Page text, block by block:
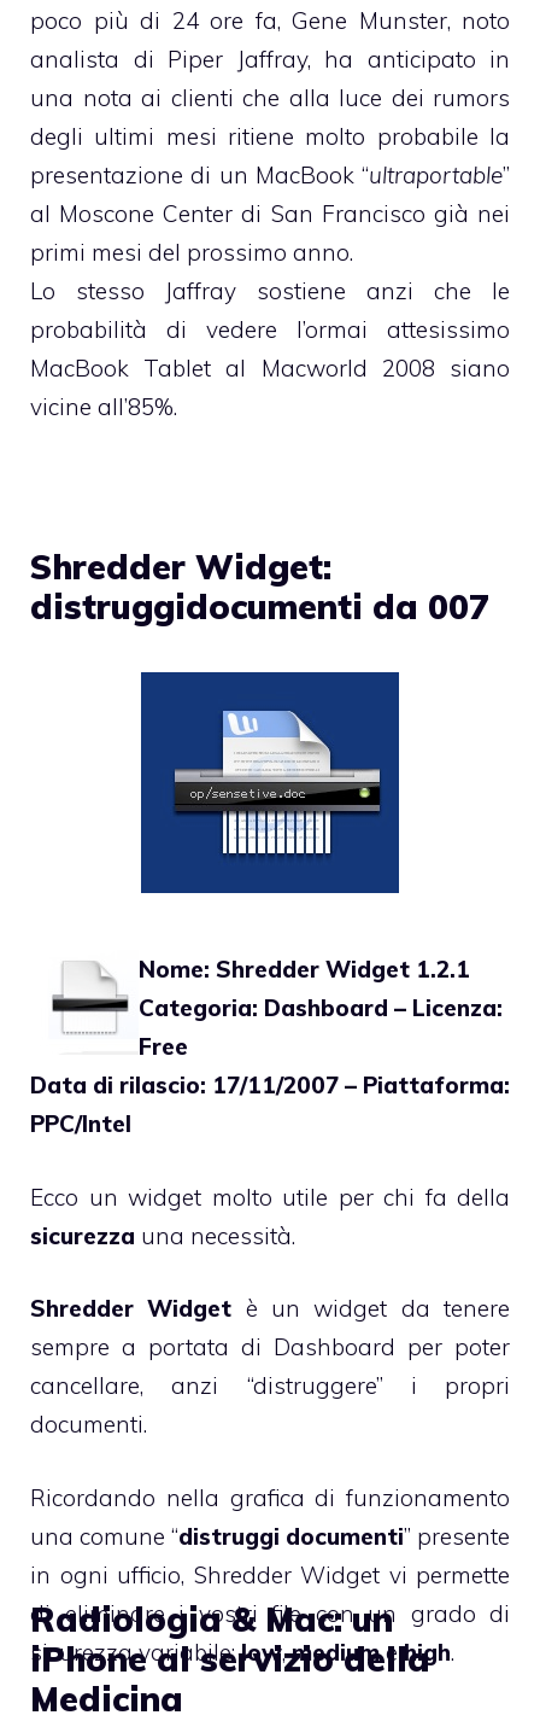
poco più di 24 ore fa, Gene Munster, noto
analista di Piper Jaffray, ha anticipato in
una nota ai clienti che alla luce dei rumors
degli ultimi mesi ritiene molto probabile la
presentazione di un MacBook “ultraportable”
al Moscone Center di San Francisco già nei
primi mesi del prossimo anno.
Lo stesso Jaffray sostiene anzi che le
probabilità di vedere l’ormai attesissimo
MacBook Tablet al Macworld 2008 siano
vicine all’85%.
Shredder Widget:
distruggidocumenti da 007
Nome: Shredder Widget 1.2.1
Categoria: Dashboard – Licenza:
Free
Data di rilascio: 17/11/2007 – Piattaforma:
PPC/Intel
Ecco un widget molto utile per chi fa della
sicurezza una necessità.
Shredder Widget è un widget da tenere
sempre a portata di Dashboard per poter
cancellare, anzi “distruggere” i propri
documenti.
Ricordando nella grafica di funzionamento
una comune “distruggi documenti” presente
in ogni ufficio, Shredder Widget vi permette
di eliminare i vostri file con un grado di
sicurezza variabile:low,mediumehigh.
Radiologia & Mac: un
iPhone al servizio della
Medicina